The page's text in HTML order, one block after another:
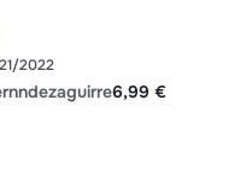
2022
6,99 €